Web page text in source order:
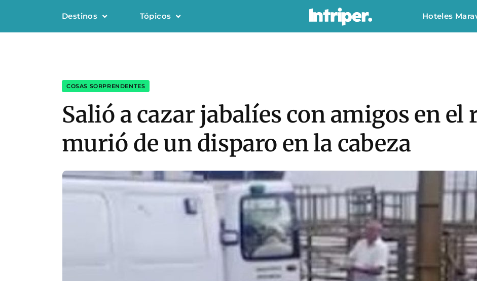
Destinos Tópicos Hoteles
COSAS SORPRENDENTES
Salió a cazar jabalíes con amigos en el
murió de un disparo en la cabeza